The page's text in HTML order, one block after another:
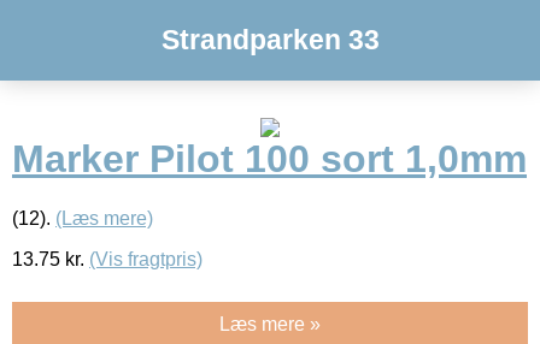
Strandparken 33
Marker Pilot 100 sort 1,0mm
(12). (Læs mere)
13.75 kr. (Vis fragtpris)
Læs mere »